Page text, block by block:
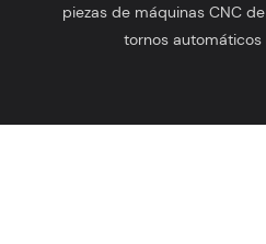
piezas de máquinas CNC
tornos